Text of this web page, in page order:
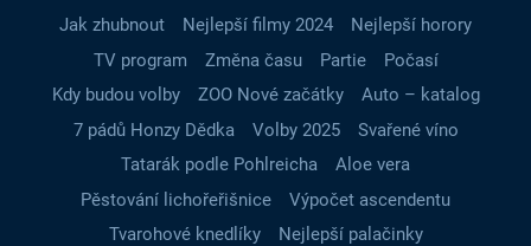
Jak zhubnout Nejlepší filmy 2024
Nejlepší horory
TV program
Změna času Partie
Počasí
Kdy budou volby
ZOO Nové začátky
Auto – katalog
7 pádů Honzy Dědka
Volby 2025
Svařené víno
Tatarák podle Pohlreicha
Aloe vera
Pěstování lichořeřišnice
Výpočet ascendentu
Tvarohové knedlíky
Nejlepší palačinky